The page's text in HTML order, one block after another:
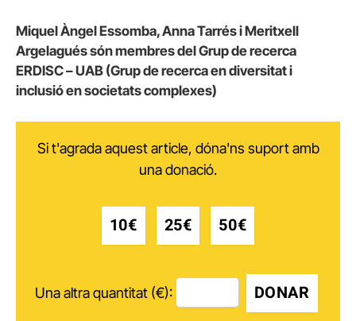
Miquel Àngel Essomba, Anna Tarrés i Meritxell
Argelagués són membres del Grup de recerca
ERDISC – UAB (Grup de recerca en diversitat i
inclusió en societats complexes)
Si t'agrada aquest article, dóna'ns suport amb
una donació.
10€ 25€ 50€
Una altra quantitat (€): DONAR